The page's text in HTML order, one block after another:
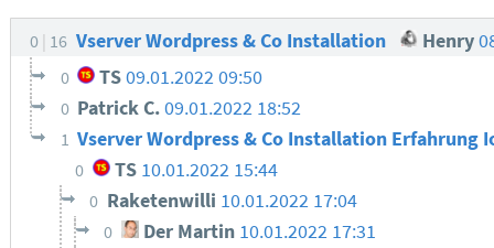
0 16 Vserver Wordpress & Co Installation Henry
0 TS09.01.2022 09:50
0 Patrick C.09.01.2022 18:52
1 Vserver Wordpress & Co Installation Erfahrung
0 TS 10.01.2022 15:44
0 Raketenwilli 10.01.2022 17:04
0 Der Martin 10.01.2022 17:31